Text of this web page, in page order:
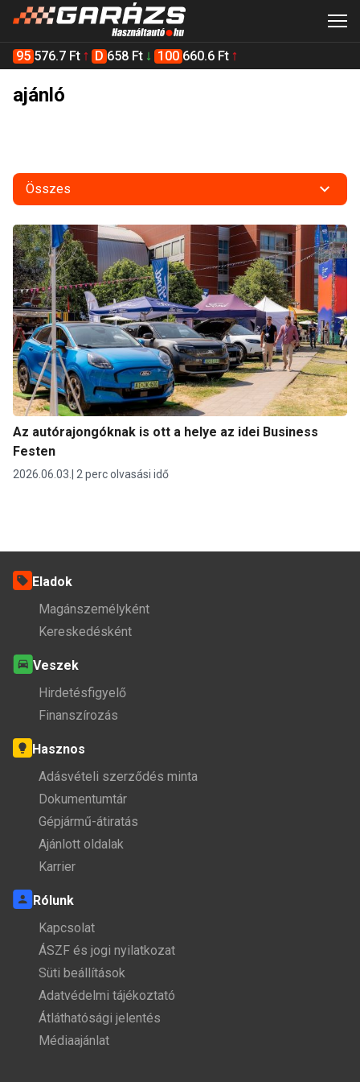
95 576.7 Ft D 658 Ft 100 660.6 Ft
ajánló
Összes
Az autórajongóknak is ott a helye az idei Business
Festen
2026.06.03. 2 perc olvasási idő
Eladok
Magánszemélyként
Kereskedésként
Veszek
Hirdetésfigyelő
Finanszírozás
Hasznos
Adásvételi szerződés minta
Dokumentumtár
Gépjármű-átiratás
Ajánlott oldalak
Karrier
Rólunk
Kapcsolat
ÁSZF és jogi nyilatkozat
Süti beállítások
Adatvédelmi tájékoztató
Átláthatósági jelentés
Médiaajánlat